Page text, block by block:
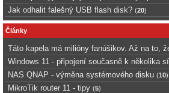
Jak odhalit falešný USB flash disk? (20)
Články
Táto kapela má milióny fanúšikov. Až na to,
Windows 11 - připojení současně k několika
NAS QNAP - výměna systémového disku (10)
MikroTik router 11 - tipy (5)